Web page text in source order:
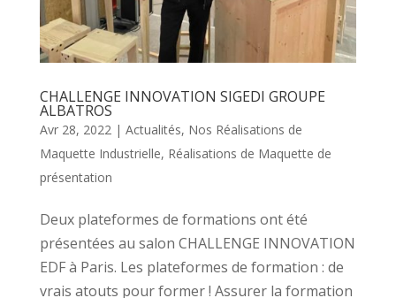
CHALLENGE INNOVATION SIGEDI GROUPE
ALBATROS
Avr 28, 2022 | Actualités, Nos Réalisations de
Maquette Industrielle, Réalisations de Maquette de
présentation
Deux plateformes de formations ont été
présentées au salon CHALLENGE INNOVATION
EDF à Paris. Les plateformes de formation : de
vrais atouts pour former ! Assurer la formation